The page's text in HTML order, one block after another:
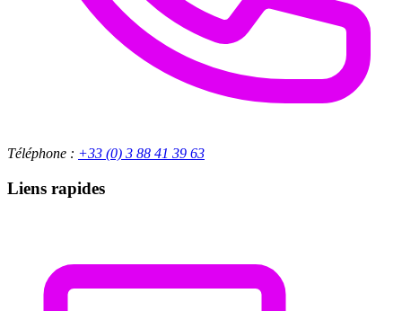
Téléphone : +33 (0) 3 88 41 39 63
Liens rapides